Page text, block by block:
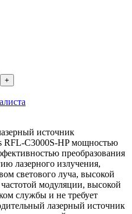
+
источник
RFL-C3000S-HP мощностью
преобразования
лазерного излучения,
светового луча, высокой
модуляции, высокой
службы и не требует
лазерный источник